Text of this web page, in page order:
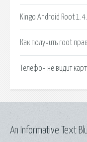
Kingo Android Root
Как получить root
Телефон не видит
An Informative Text